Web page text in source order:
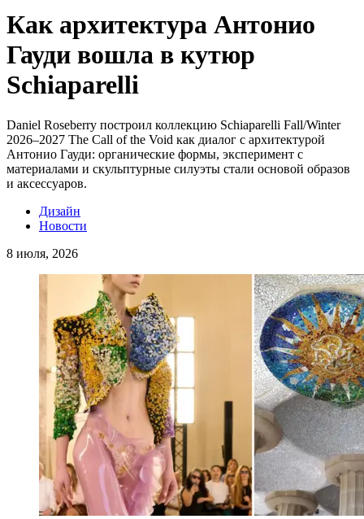
Как архитектура Антонио
Гауди вошла в кутюр
Schiaparelli
Daniel Roseberry построил коллекцию Schiaparelli Fall/Winter
2026–2027 The Call of the Void как диалог с архитектурой
Антонио Гауди: органические формы, эксперимент с
материалами и скульптурные силуэты стали основой образов
и аксессуаров.
Дизайн
Новости
8 июля, 2026